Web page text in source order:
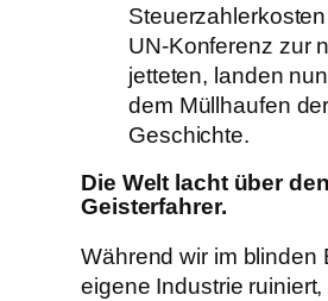
UN-Konferenz zur
jetteten, landen
dem Müllhaufen der
Geschichte.
Die Welt lacht über
Geisterfahrer.
Während wir im blinden
eigene Industrie ruiniert,